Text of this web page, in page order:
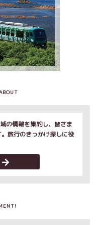
の情報を集約し、皆さま
旅行のきっかけ探しに役